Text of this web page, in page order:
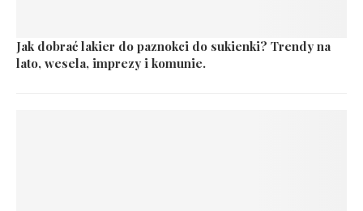
Jak dobrać lakier do paznokci do sukienki? Trendy na
lato, wesela, imprezy i komunie.